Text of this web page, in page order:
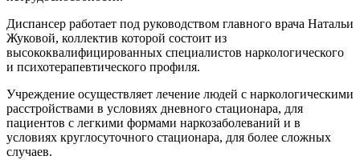
Диспансер работает под руководством главного врача Натальи
Жуковой, коллектив которой состоит из
высококвалифицированных специалистов наркологического
и психотерапевтического профиля.
Учреждение осуществляет лечение людей с наркологическими
расстройствами в условиях дневного стационара, для
пациентов с легкими формами наркозаболеваний и в
условиях круглосуточного стационара, для более сложных
случаев.